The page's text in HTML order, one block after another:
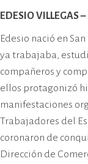
EDESIO VILLEGAS
Edesio nació en
ya trabajaba,
compañeros y
ellos protagonizó
manifestaciones
Trabajadores del
coronaron de
Dirección de